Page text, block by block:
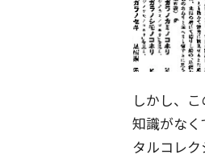
しかし、
知識がな
タルコレ